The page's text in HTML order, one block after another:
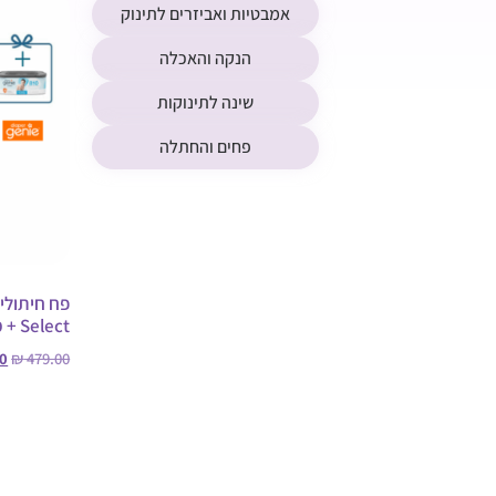
אמבטיות ואביזרים לתינוק
הנקה והאכלה
שינה לתינוקות
פחים והחתלה
Select + מחסנית שקיות לכ 5 חודשים
₪479.00